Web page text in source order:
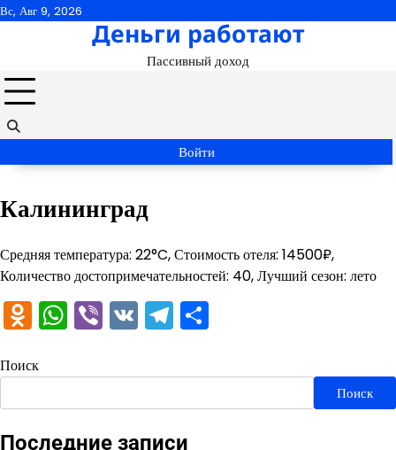
Перейти
Вс, Авг 9, 2026
Деньги работают
Пассивный доход
Войти
Калининград
Средняя температура: 22°C, Стоимость отеля: 14500₽,
Количество достопримечательностей: 40, Лучший сезон: лето
Odnoklassniki
WhatsApp
Viber
VKTelegram
Поиск
Поиск
Последние записи